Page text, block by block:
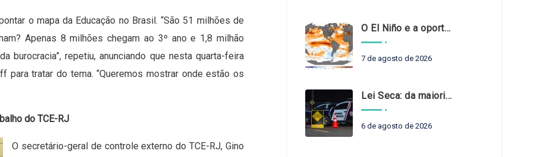
o mapa da Educação no Brasil. “São 51 milhões de
Apenas 8 milhões chegam ao 3º ano e 1,8 milhão
burocracia”, repetiu, anunciando que nesta quarta-feira
tratar do tema. “Queremos mostrar onde estão os
do TCE-RJ
O secretário-geral de controle externo do TCE-RJ, Gino
O El Niño e a oportunidade de fortalecer o controle externo das políticas climáticas
7 de agosto de 2026
Lei Seca: da maioridade à maturidade
6 de agosto de 2026